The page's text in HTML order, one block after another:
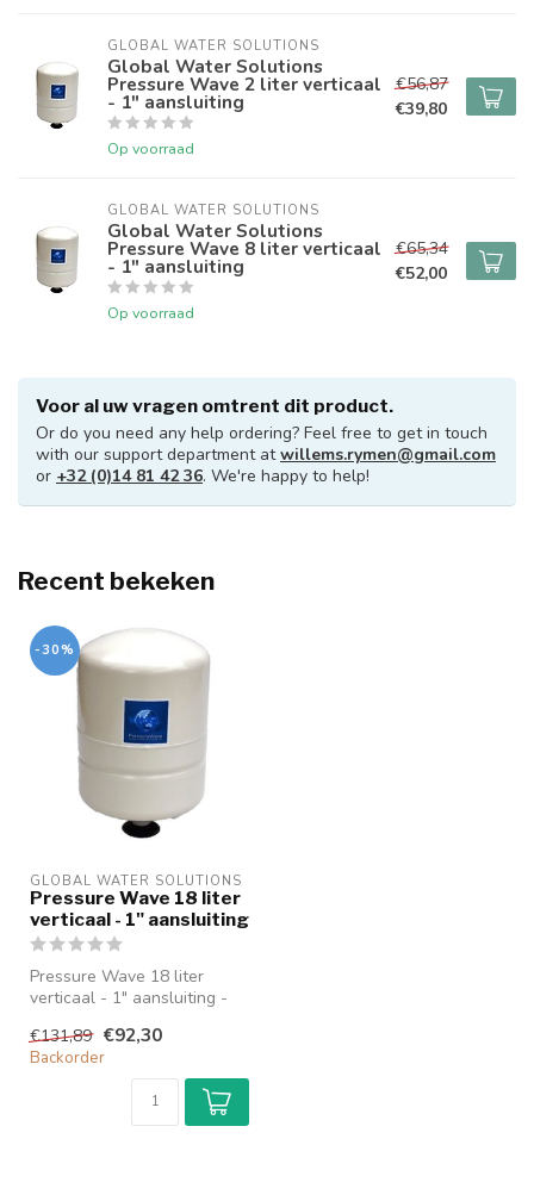
GLOBAL WATER SOLUTIONS
Global Water Solutions
Pressure Wave 2 liter verticaal
- 1" aansluiting
Op voorraad
€56,87
€39,80
GLOBAL WATER SOLUTIONS
Global Water Solutions
Pressure Wave 8 liter verticaal
- 1" aansluiting
Op voorraad
€65,34
€52,00
Voor al uw vragen omtrent dit product.
Or do you need any help ordering? Feel free to get in touch
with our support department atwillems.rymen@gmail.com
or +32 (0)14 81 42 36. We're happy to help!
Recent bekeken
-30%
GLOBAL WATER SOLUTIONS
Pressure Wave 18 liter
verticaal - 1" aansluiting
Pressure Wave 18 liter
verticaal - 1" aansluiting -
Technische info...
€131,89 €92,30
Backorder